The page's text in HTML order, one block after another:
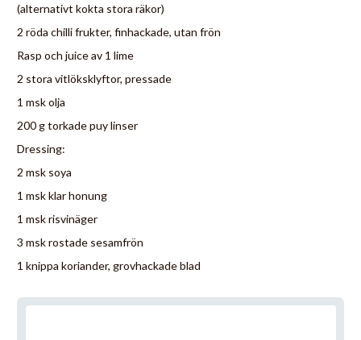
(alternativt kokta stora räkor)
2 röda chilli frukter, finhackade, utan frön
Rasp och juice av 1 lime
2 stora vitlöksklyftor, pressade
1 msk olja
200 g torkade puy linser
Dressing:
2 msk soya
1 msk klar honung
1 msk risvinäger
3 msk rostade sesamfrön
1 knippa koriander, grovhackade blad